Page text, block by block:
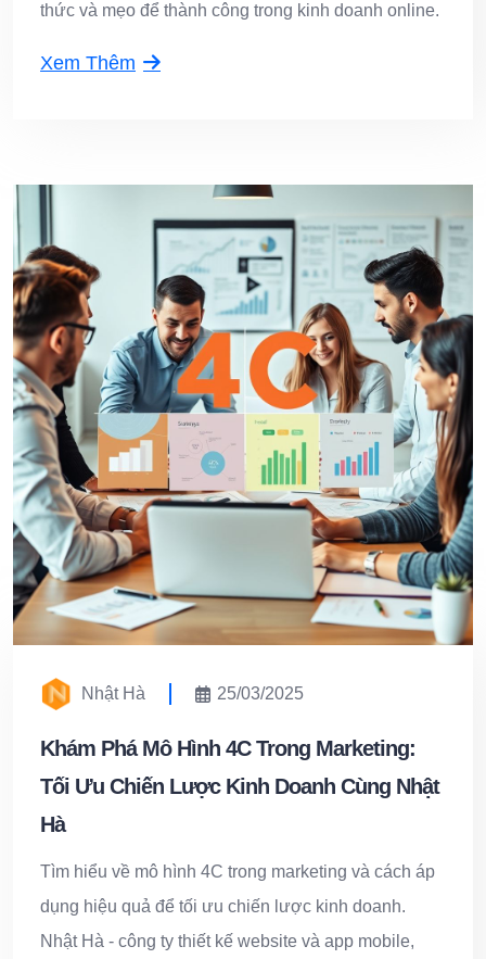
thức và mẹo để thành công trong kinh doanh online.
Xem Thêm
Nhật Hà 25/03/2025
Khám Phá Mô Hình 4C Trong Marketing:
Tối Ưu Chiến Lược Kinh Doanh Cùng Nhật
Hà
Tìm hiểu về mô hình 4C trong marketing và cách áp
dụng hiệu quả để tối ưu chiến lược kinh doanh.
Nhật Hà - công ty thiết kế website và app mobile,